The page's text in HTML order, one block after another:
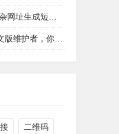
址生成短网址
，你们太过分了
二维码